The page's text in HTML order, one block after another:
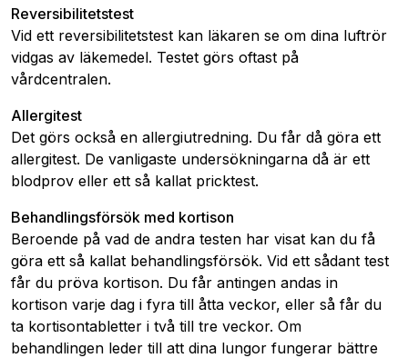
Reversibilitetstest
Vid ett reversibilitetstest kan läkaren se om dina luftrör
vidgas av läkemedel. Testet görs oftast på
vårdcentralen.
Allergitest
Det görs också en allergiutredning. Du får då göra ett
allergitest. De vanligaste undersökningarna då är ett
blodprov eller ett så kallat pricktest.
Behandlingsförsök med kortison
Beroende på vad de andra testen har visat kan du få
göra ett så kallat behandlingsförsök. Vid ett sådant test
får du pröva kortison. Du får antingen andas in
kortison varje dag i fyra till åtta veckor, eller så får du
ta kortisontabletter i två till tre veckor. Om
behandlingen leder till att dina lungor fungerar bättre